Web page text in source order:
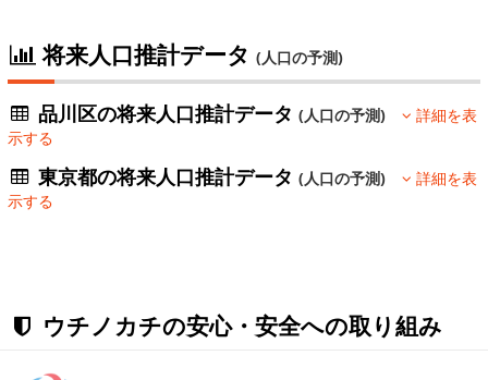
将来人口推計データ (人口の予測)
品川区の将来人口推計データ(人口の予測)
詳細を表
示する
東京都の将来人口推計データ(人口の予測)
詳細を表
示する
ウチノカチの安心・安全への取り組み